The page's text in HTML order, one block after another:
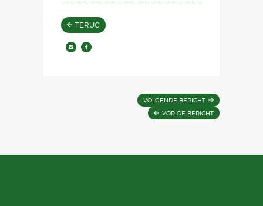
TERUG
VOLGENDE BERICHT
VORIGE BERICHT